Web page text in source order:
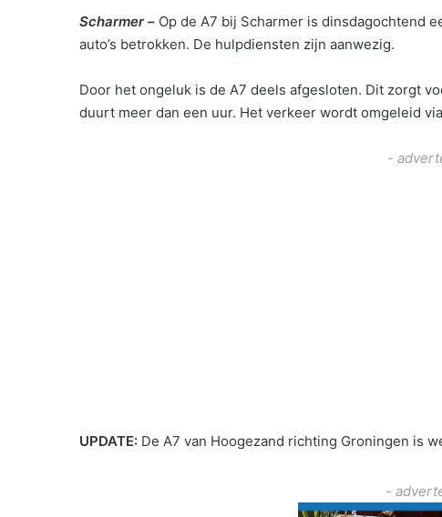
Scharmer – Op de A7 bij Scharmer is dinsdagochtend
auto’s betrokken. De hulpdiensten zijn aanwezig.
Door het ongeluk is de A7 deels afgesloten. Dit zorgt
duurt meer dan een uur. Het verkeer wordt omgeleid
-
UPDATE: De A7 van Hoogezand richting Groningen is
-